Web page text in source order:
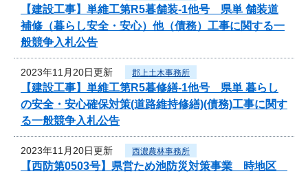
【建設工事】単維工第R5暮舗装-1他号 県単 舗装道
補修（暮らし安全・安心）他（債務）工事に関する一
般競争入札公告
2023年11月20日更新 郡上土木事務所
【建設工事】単維工第R5暮修繕-1他号 県単 暮らし
の安全・安心確保対策(道路維持修繕)(債務)工事に関す
る一般競争入札公告
2023年11月20日更新 西濃農林事務所
【西防第0503号】県営ため池防災対策事業 時地区